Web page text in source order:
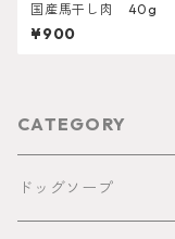
国産馬干し肉 40g
¥900
CATEGORY
ドッグソープ